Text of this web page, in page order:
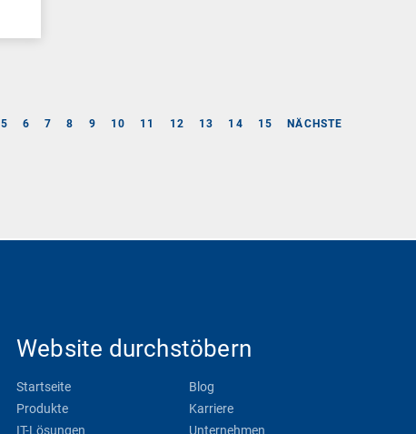
5 6 7 8 9 10 11 12 13 14 15 NÄCHSTE
Website durchstöbern
Startseite
Produkte
IT-Lösungen
Blog
Karriere
Unternehmen